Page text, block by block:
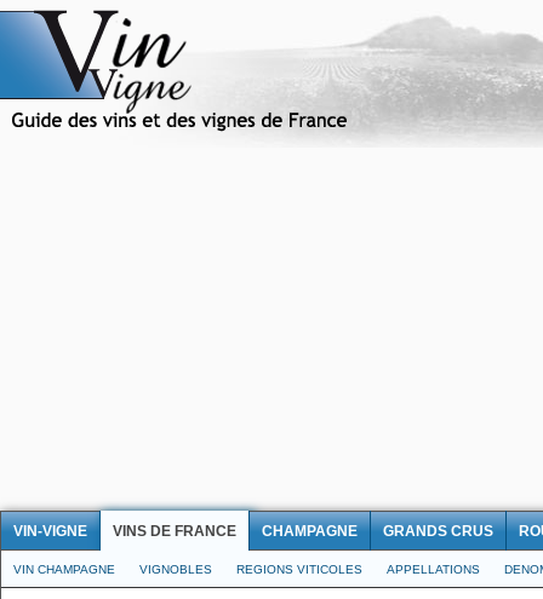
VIN-VIGNE VINS DE FRANCE CHAMPAGNE GRANDS CRUS
VIN CHAMPAGNE VIGNOBLES REGIONS VITICOLES APPELLATIONS